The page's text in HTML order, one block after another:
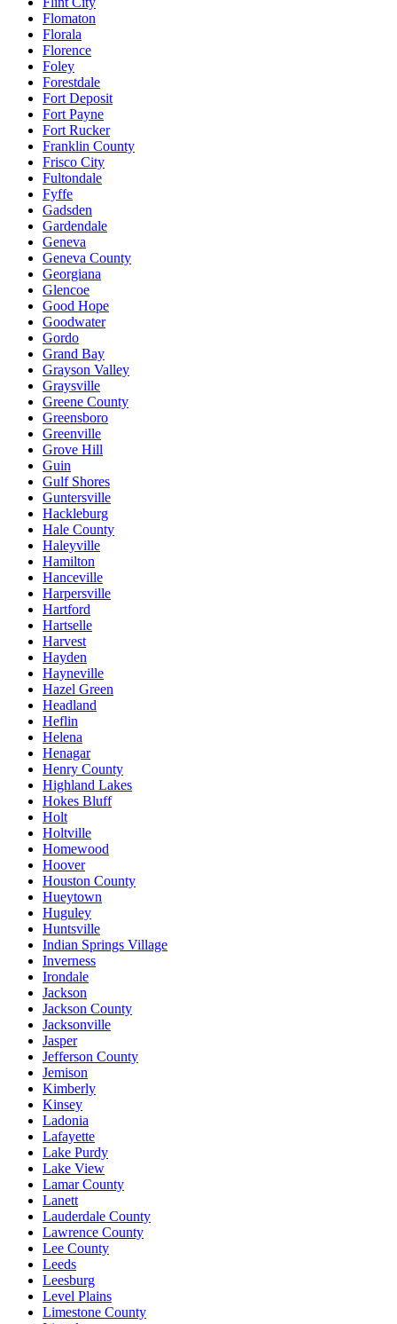
Flomaton
Florala
Florence
Foley
Forestdale
Fort Deposit
Fort Payne
Fort Rucker
Franklin County
Frisco City
Fultondale
Fyffe
Gadsden
Gardendale
Geneva
Geneva County
Georgiana
Glencoe
Good Hope
Goodwater
Gordo
Grand Bay
Grayson Valley
Graysville
Greene County
Greensboro
Greenville
Grove Hill
Guin
Gulf Shores
Guntersville
Hackleburg
Hale County
Haleyville
Hamilton
Hanceville
Harpersville
Hartford
Hartselle
Harvest
Hayden
Hayneville
Hazel Green
Headland
Heflin
Helena
Henagar
Henry County
Highland Lakes
Hokes Bluff
Holt
Holtville
Homewood
Hoover
Houston County
Hueytown
Huguley
Huntsville
Indian Springs Village
Inverness
Irondale
Jackson
Jackson County
Jacksonville
Jasper
Jefferson County
Jemison
Kimberly
Kinsey
Ladonia
Lafayette
Lake Purdy
Lake View
Lamar County
Lanett
Lauderdale County
Lawrence County
Lee County
Leeds
Leesburg
Level Plains
Limestone County